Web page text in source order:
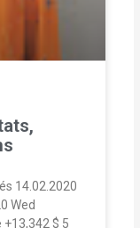
14.02.2020
Wed
+13,342 $ 5